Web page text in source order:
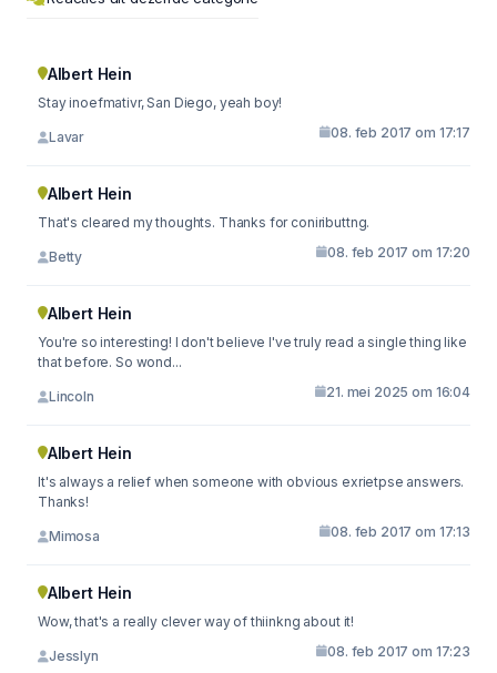
Albert Hein
Stay inoefmativr, San Diego, yeah boy!
Lavar 08. feb 2017 om 17:17
Albert Hein
That's cleared my thoughts. Thanks for coniributtng.
Betty 08. feb 2017 om 17:20
Albert Hein
You're so interesting! I don't believe I've truly read a single thing like
that before. So wond...
Lincoln 21. mei 2025 om 16:04
Albert Hein
It's always a relief when someone with obvious exrietpse answers.
Thanks!
Mimosa 08. feb 2017 om 17:13
Albert Hein
Wow, that's a really clever way of thiinkng about it!
Jesslyn 08. feb 2017 om 17:23